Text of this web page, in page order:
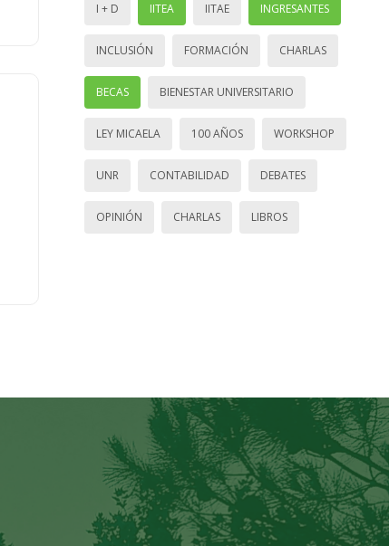
I + D IITEA IITAE INGRESANTES
INCLUSIÓN FORMACIÓN CHARLAS
BECAS BIENESTAR UNIVERSITARIO
LEY MICAELA 100 AÑOS WORKSHOP
UNR CONTABILIDAD DEBATES
OPINIÓN CHARLAS LIBROS